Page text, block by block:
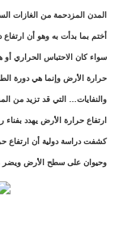
المدن المزدحمة من الغازات
أختم بما بدأت به وهو أن
سواء كان الاحتباس الحراري أو
حرارة الأرض وإنما هي دورة
والنفايات… التي قد تزيد من
ارتفاع حرارة الأرض يهدد بفناء
كشفت دراسة دولية أن ارتفاع
وحيوان على سطح الأرض ويضر